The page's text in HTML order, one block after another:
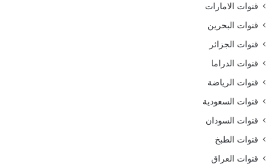
قنوات الامارات
قنوات البحرين
قنوات الجزائر
قنوات الدراما
قنوات الرياضة
قنوات السعودية
قنوات السودان
قنوات الطبخ
قنوات العراق